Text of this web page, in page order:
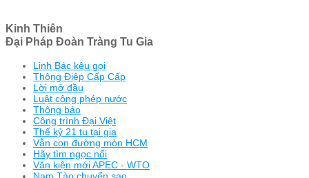
Kinh Thiên
Đại Pháp Đoàn Tràng Tu Gia
Linh Bác kêu gọi
Thông Điệp Cấp Cấp
Lời mở đầu
Luật công phép nước
Thông báo
Công trình Đại Việt
Thế kỷ 21 tu tại gia
Vẫn con đường mòn HCM
Hãy tìm ngọc nổi
Văn kiện mới APEC - WTO
Nam Tào chuyển sao